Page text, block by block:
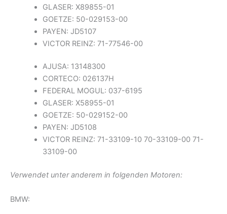
GLASER: X89855-01
GOETZE: 50-029153-00
PAYEN: JD5107
VICTOR REINZ: 71-77546-00
AJUSA: 13148300
CORTECO: 026137H
FEDERAL MOGUL: 037-6195
GLASER: X58955-01
GOETZE: 50-029152-00
PAYEN: JD5108
VICTOR REINZ: 71-33109-10 70-33109-00 71-
33109-00
Verwendet unter anderem in folgenden Motoren:
BMW: